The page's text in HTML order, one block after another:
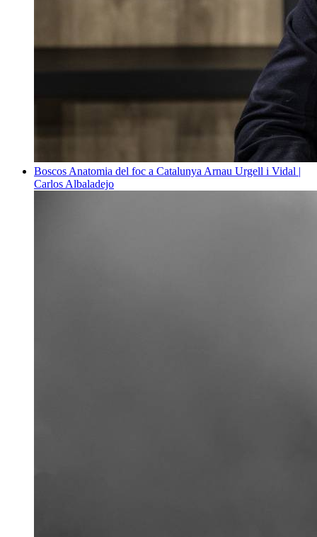
Boscos Anatomia del foc a Catalunya Arnau Urgell i Vidal |
Carlos Albaladejo